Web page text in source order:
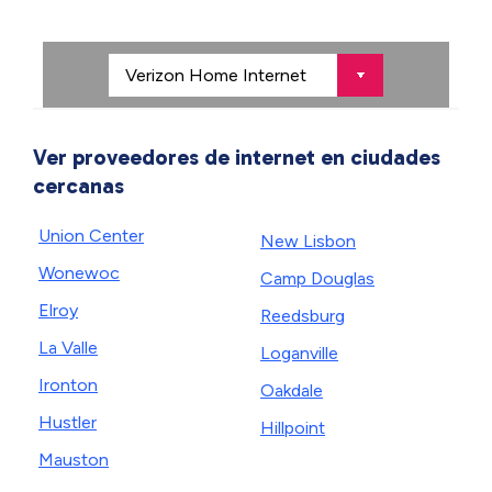
Ver proveedores de internet en ciudades
cercanas
Union Center
Wonewoc
Elroy
La Valle
Ironton
Hustler
Mauston
New Lisbon
Camp Douglas
Reedsburg
Loganville
Oakdale
Hillpoint